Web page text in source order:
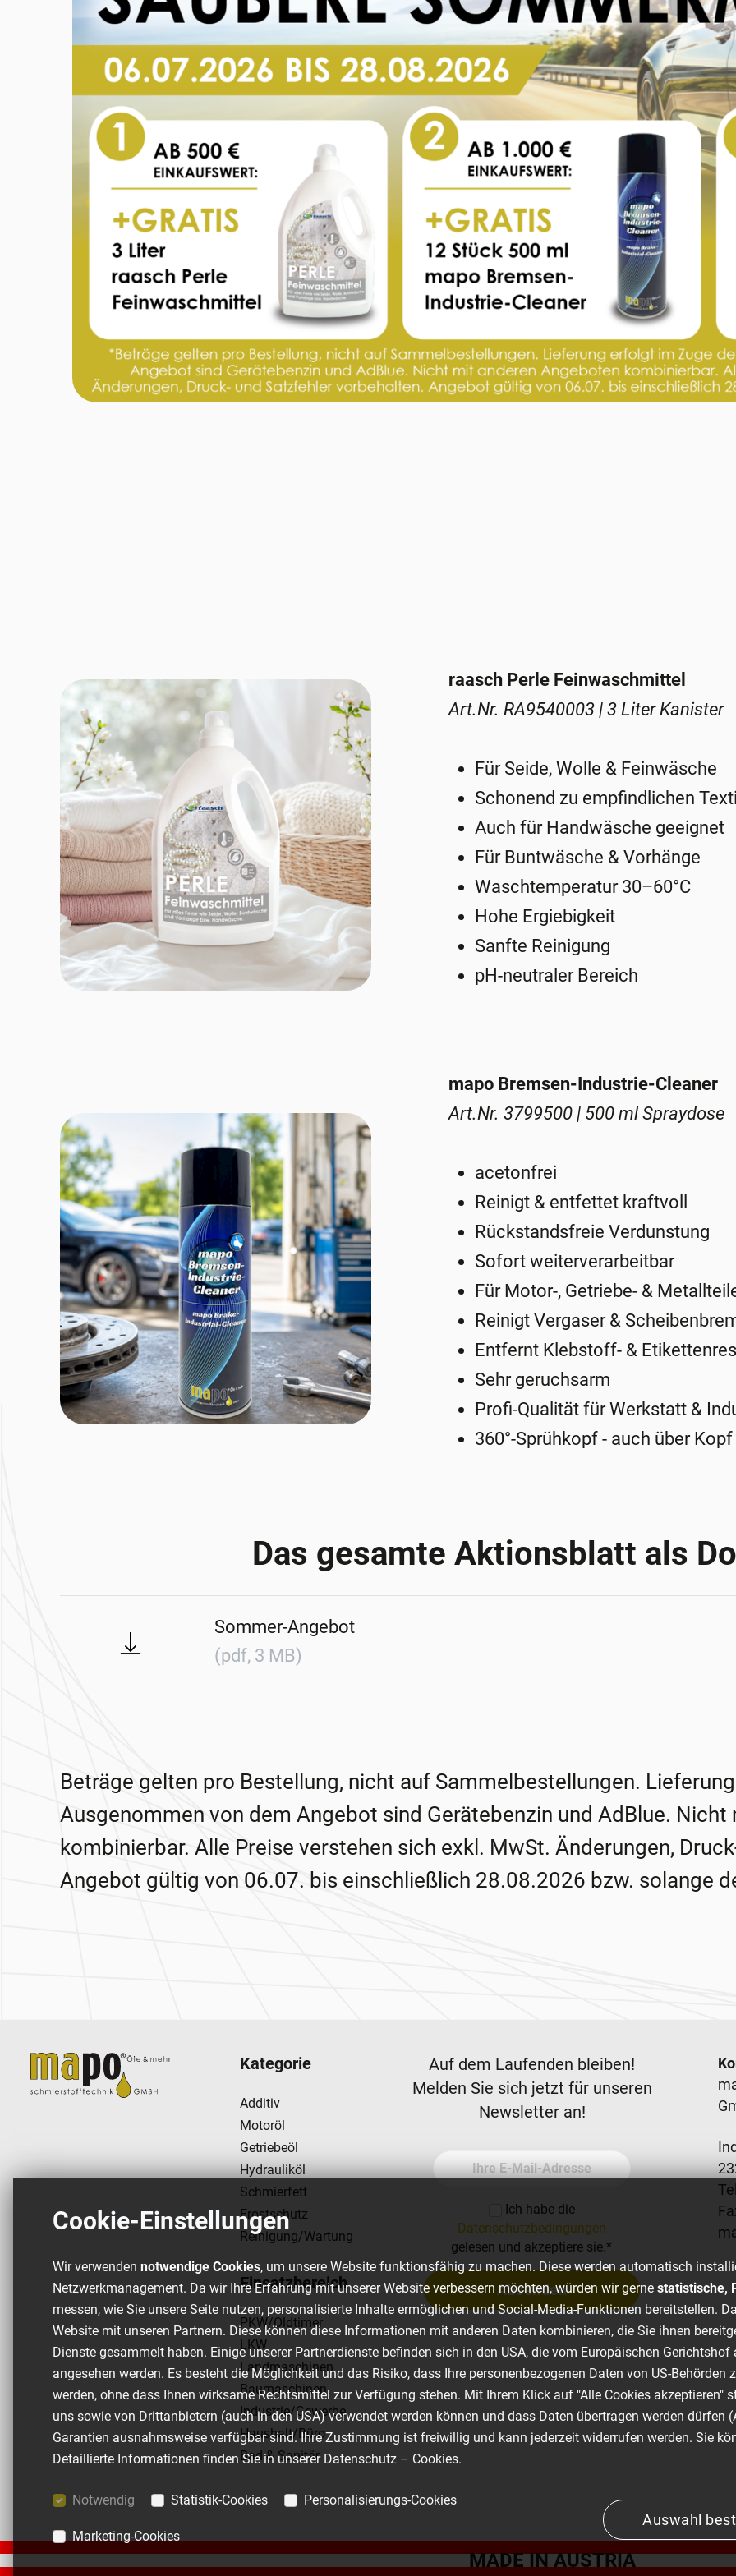
raasch Perle Feinwaschmittel
Art.Nr. RA9540003 | 3 Liter Kanister
Für Seide, Wolle & Feinwäsche
Schonend zu empfindlichen
Auch für Handwäsche geeignet
Für Buntwäsche & Vorhänge
Waschtemperatur 30–60°C
Hohe Ergiebigkeit
Sanfte Reinigung
pH-neutraler Bereich
mapo Bremsen-Industrie-Cleaner
Art.Nr. 3799500 | 500 ml Spraydose
acetonfrei
Reinigt & entfettet kraftvoll
Rückstandsfreie Verdunstung
Sofort weiterverarbeitbar
Für Motor-, Getriebe- &
Reinigt Vergaser &
Entfernt Klebstoff- &
Sehr geruchsarm
Profi-Qualität für Werkstatt &
360°-Sprühkopf - auch über
Das gesamte Aktionsblatt als
DownloadSommer-Angebot
(pdf, 3 MB)
Beträge gelten pro Bestellung, nicht auf Sammelbestellungen.
Ausgenommen von dem Angebot sind Gerätebenzin und AdBlue.
kombinierbar. Alle Preise verstehen sich exkl. MwSt. Änderungen,
Angebot gültig von 06.07. bis einschließlich 28.08.2026 bzw. solange
Kategorie
Additiv
Motoröl
Getriebeöl
Hydrauliköl
Schmierfett
Frostschutz
Reinigung/Wartung
Einsatzbereich
PKW/Oldtimer
LKW
Landmaschinen
Baumaschinen
Industrie/Gewerbe
Haushalt/Büro
Bad & Sanitär
Newsletter
Auf dem Laufenden bleiben!
Melden Sie sich jetzt für unseren
Newsletter an!
Ihre E-Mail-Adresse
Ich habe die
Datenschutzbedingungen
gelesen und akzeptiere sie.*
Absenden
MADE IN AUSTRIA
Cookie-Einstellungen
Wir verwenden notwendige Cookies, um unsere Website funktionsfähig zu machen. Diese werden automatisch
Netzwerkmanagement. Da wir Ihre Erfahrung mit unserer Website verbessern möchten, würden wir gerne statistische,
messen, wie Sie unsere Seite nutzen, personalisierte Inhalte ermöglichen und Social-Media-Funktionen bereitstellen.
Website mit unseren Partnern. Diese können diese Informationen mit anderen Daten kombinieren, die Sie ihnen
Dienste gesammelt haben. Einige unserer Partnerdienste befinden sich in den USA, die vom Europäischen
angesehen werden. Es besteht die Möglichkeit und das Risiko, dass Ihre personenbezogenen Daten von US-
werden, ohne dass Ihnen wirksame Rechtsmittel zur Verfügung stehen. Mit Ihrem Klick auf "Alle Cookies akzeptieren"
uns sowie von Drittanbietern (auch in den USA) verwendet werden können und dass Daten übertragen werden dürfen
Garantien ausnahmsweise verfügbar sind. Ihre Zustimmung ist freiwillig und kann jederzeit widerrufen werden. Sie
Detaillierte Informationen finden Sie in unserer Datenschutz – Cookies.
Notwendig Statistik-Cookies Personalisierungs-Cookies
Marketing-Cookies
Auswahl